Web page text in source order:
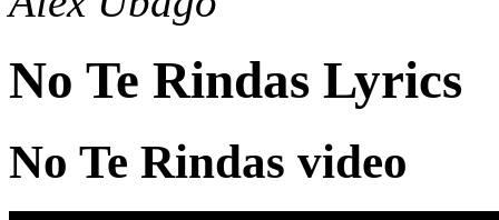
No Te Rindas Lyrics
No Te Rindas video